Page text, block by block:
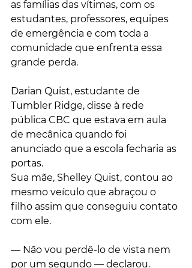
as famílias das vítimas, com os
estudantes, professores, equipes
de emergência e com toda a
comunidade que enfrenta essa
grande perda.
Darian Quist, estudante de
Tumbler Ridge, disse à rede
pública CBC que estava em aula
de mecânica quando foi
anunciado que a escola fecharia as
portas.
Sua mãe, Shelley Quist, contou ao
mesmo veículo que abraçou o
filho assim que conseguiu contato
com ele.
— Não vou perdê-lo de vista nem
por um segundo — declarou.